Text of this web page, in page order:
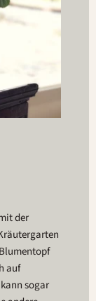
der
auf
sogar